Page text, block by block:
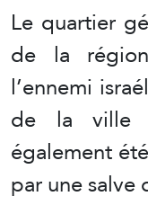
Le quartier
de la
l’ennemi
de la ville
également
par une salve